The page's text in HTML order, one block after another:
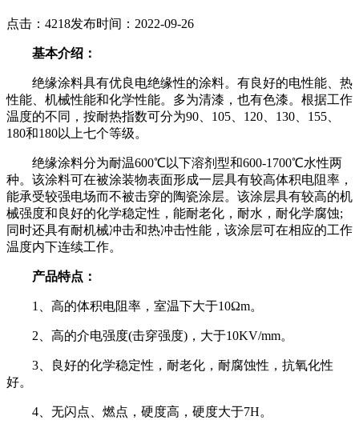
点击：4218发布时间：2022-09-26
基本介绍：
绝缘涂料具有优良电绝缘性的涂料。有良好的电性能、热
性能、机械性能和化学性能。多为清漆，也有色漆。根据工作
温度的不同，按耐热指数可分为90、105、120、130、155、
180和180以上七个等级。
绝缘涂料分为耐温600℃以下溶剂型和600-1700℃水性两
种。该涂料可在被涂装物表面形成一层具有较高体积电阻率，
能承受较强电场而不被击穿的陶瓷涂层。该涂层具有较高的机
械强度和良好的化学稳定性，能耐老化，耐水，耐化学腐蚀;
同时还具有耐机械冲击和热冲击性能，该涂层可在相应的工作
温度内下连续工作。
产品特点：
1、高的体积电阻率，室温下大于10Ωm。
2、高的介电强度(击穿强度)，大于10KV/mm。
3、良好的化学稳定性，耐老化，耐腐蚀性，抗氧化性
好。
4、无闪点、燃点，硬度高，硬度大于7H。